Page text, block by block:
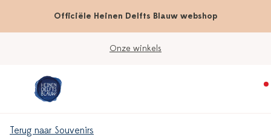
Officiële Heinen Delfts Blauw webshop
Onze winkels
Terug naar Souvenirs